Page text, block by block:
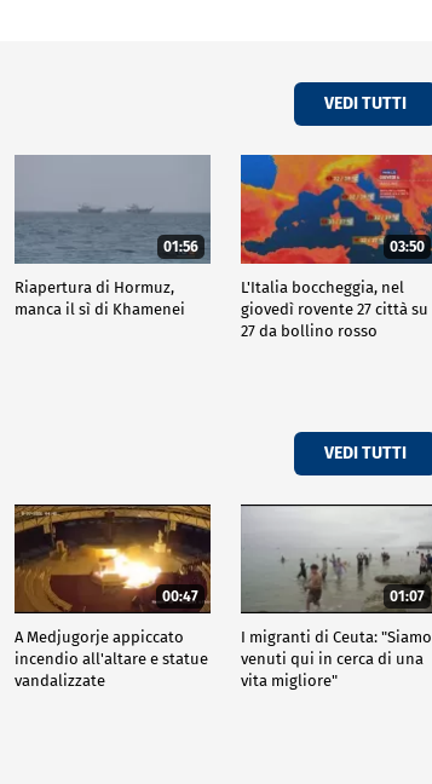
VEDI TUTTI
01:56
Riapertura di Hormuz,
manca il sì di Khamenei
03:50
L'Italia boccheggia, nel
giovedì rovente 27 città su
27 da bollino rosso
VEDI TUTTI
00:47
A Medjugorje appiccato
incendio all'altare e statue
vandalizzate
01:07
I migranti di Ceuta: "Siamo
venuti qui in cerca di una
vita migliore"